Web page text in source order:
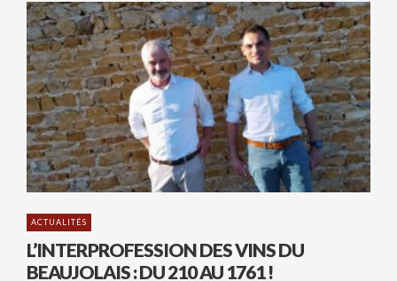
ACTUALITÉS
L’INTERPROFESSION DES VINS DU
BEAUJOLAIS : DU 210 AU 1761 !